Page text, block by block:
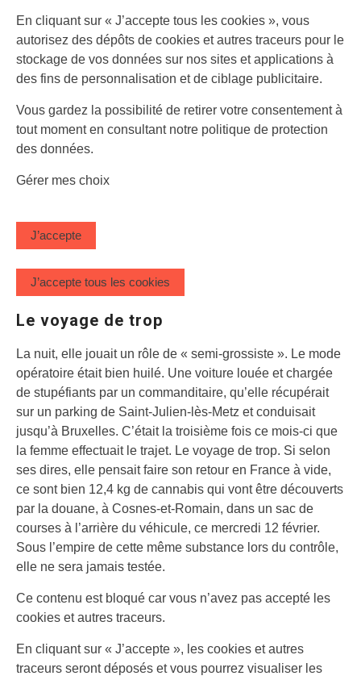
En cliquant sur « J’accepte tous les cookies », vous
autorisez des dépôts de cookies et autres traceurs pour le
stockage de vos données sur nos sites et applications à
des fins de personnalisation et de ciblage publicitaire.
Vous gardez la possibilité de retirer votre consentement à
tout moment en consultant notre politique de protection
des données.
Gérer mes choix
J’accepte
J’accepte tous les cookies
Le voyage de trop
La nuit, elle jouait un rôle de « semi-grossiste ». Le mode
opératoire était bien huilé. Une voiture louée et chargée
de stupéfiants par un commanditaire, qu’elle récupérait
sur un parking de Saint-Julien-lès-Metz et conduisait
jusqu’à Bruxelles. C’était la troisième fois ce mois-ci que
la femme effectuait le trajet. Le voyage de trop. Si selon
ses dires, elle pensait faire son retour en France à vide,
ce sont bien 12,4 kg de cannabis qui vont être découverts
par la douane, à Cosnes-et-Romain, dans un sac de
courses à l’arrière du véhicule, ce mercredi 12 février.
Sous l’empire de cette même substance lors du contrôle,
elle ne sera jamais testée.
Ce contenu est bloqué car vous n’avez pas accepté les
cookies et autres traceurs.
En cliquant sur « J’accepte », les cookies et autres
traceurs seront déposés et vous pourrez visualiser les